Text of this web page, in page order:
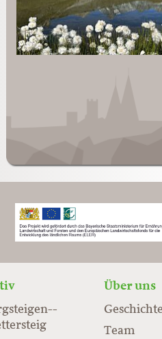
Über uns
Geschichte
Team